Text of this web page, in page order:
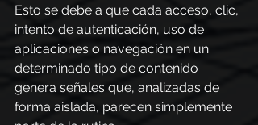
Esto se debe a que cada acceso, clic,
intento de autenticación, uso de
aplicaciones o navegación en un
determinado tipo de contenido
genera señales que, analizadas de
forma aislada, parecen simplemente